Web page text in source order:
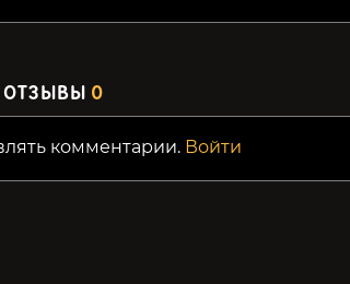
ОТЗЫВЫ 0
комментарии. Войти